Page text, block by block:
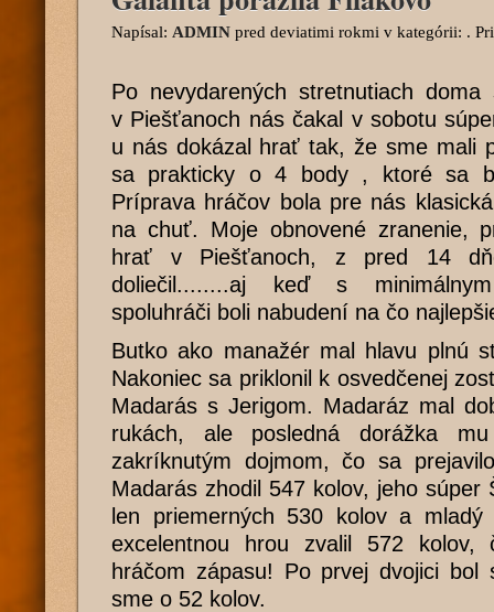
Napísal: ADMIN pred deviatimi rokmi v kategórii: .
Po nevydarených stretnutiach
v Piešťanoch nás čakal v sobotu
u nás dokázal hrať tak, že sme mali
sa prakticky o 4 body , ktoré sa
Príprava hráčov bola pre nás
na chuť. Moje obnovené zranenie,
hrať v Piešťanoch, z pred 14
doliečil........aj keď s
spoluhráči boli nabudení na čo
Butko ako manažér mal hlavu plnú
Nakoniec sa priklonil k osvedčenej
Madarás s Jerigom. Madaráz mal
rukách, ale posledná dorážka
zakríknutým dojmom, čo sa
Madarás zhodil 547 kolov, jeho súper
len priemerných 530 kolov a mladý
excelentnou hrou zvalil 572
hráčom zápasu! Po prvej dvojici
sme o 52 kolov.